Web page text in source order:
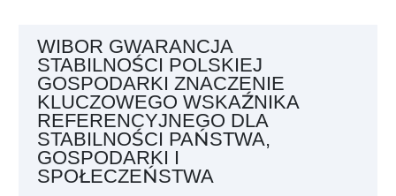
WIBOR GWARANCJA
STABILNOŚCI POLSKIEJ
GOSPODARKI ZNACZENIE
KLUCZOWEGO WSKAŹNIKA
REFERENCYJNEGO DLA
STABILNOŚCI PAŃSTWA,
GOSPODARKI I
SPOŁECZEŃSTWA